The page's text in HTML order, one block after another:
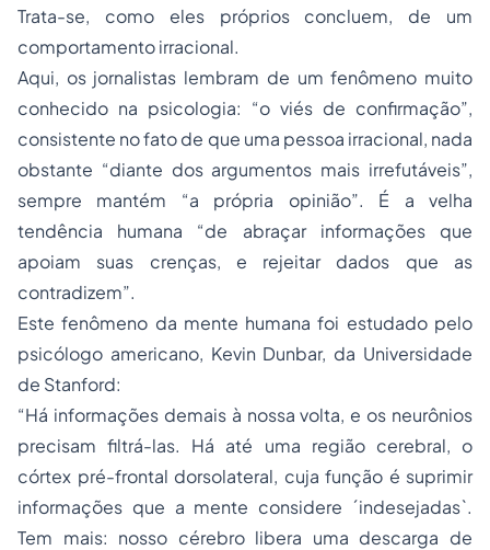
Trata-se, como eles próprios concluem, de um
comportamento irracional.
Aqui, os jornalistas lembram de um fenômeno muito
conhecido na psicologia: “o viés de confirmação”,
consistente no fato de que uma pessoa irracional, nada
obstante “diante dos argumentos mais irrefutáveis”,
sempre mantém “a própria opinião”. É a velha
tendência humana “de abraçar informações que
apoiam suas crenças, e rejeitar dados que as
contradizem”.
Este fenômeno da mente humana foi estudado pelo
psicólogo americano, Kevin Dunbar, da Universidade
de Stanford:
“Há informações demais à nossa volta, e os neurônios
precisam filtrá-las. Há até uma região cerebral, o
córtex pré-frontal dorsolateral, cuja função é suprimir
informações que a mente considere ´indesejadas`.
Tem mais: nosso cérebro libera uma descarga de